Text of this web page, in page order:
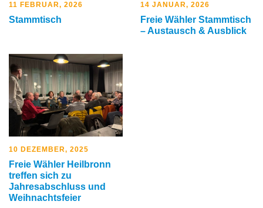
11 FEBRUAR, 2026
Stammtisch
14 JANUAR, 2026
Freie Wähler Stammtisch
– Austausch & Ausblick
10 DEZEMBER, 2025
Freie Wähler Heilbronn
treffen sich zu
Jahresabschluss und
Weihnachtsfeier